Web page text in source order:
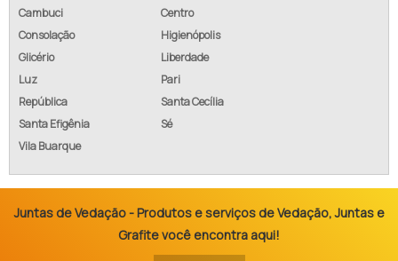
Cambuci
Centro
Consolação
Higienópolis
Glicério
Liberdade
Luz
Pari
República
Santa Cecília
Santa Efigênia
Sé
Vila Buarque
Juntas de Vedação - Produtos e serviços de Vedação, Juntas e
Grafite você encontra aqui!